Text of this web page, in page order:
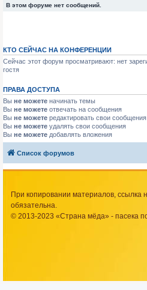
В этом форуме нет сообщений.
КТО СЕЙЧАС НА КОНФЕРЕНЦИИ
Сейчас этот форум просматривают: нет
гостя
ПРАВА ДОСТУПА
Вы не можете начинать темы
Вы не можете отвечать на сообщения
Вы не можете редактировать свои сообщения
Вы не можете удалять свои сообщения
Вы не можете добавлять вложения
Список форумов
При копировании материалов, ссылка
обязательна.
© 2013-2023 «Страна мёда» - пасека